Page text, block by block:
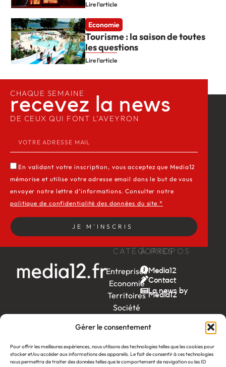
Gérer le consentement
Pour offrir les meilleures expériences, nous utilisons des technologies telles que les cookies pour
stocker et/ou accéder aux informations des appareils. Le fait de consentir à ces technologies
nous permettra de traiter des données telles que le comportement de navigation ou les ID
Lire l'article
Economie
Tourisme : la saison de toutes
les questions
Lire l'article
CATÉGORIES
Entreprises
Economie
Territoires
Société
end
Ambition
by EDF
À PROPOS
Media12
Contact
La news by
Média12
CHAQUE SEMAINE
recevez la news​
DE CEUX QUI FONT L’AVEYRON
En validant votre inscription, vous acceptez que Media12
mémorise et utilise votre adresse email dans le but de vous
envoyer notre lettre d’informations. Consulter notre
politique de confidentialité des données du site *
JE M'INSCRIS